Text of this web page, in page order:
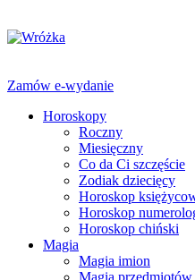
Zamów e-wydanie
Horoskopy
Roczny
Miesięczny
Co da Ci szczęście
Zodiak dziecięcy
Horoskop
Horoskop
Horoskop chiński
Magia
Magia imion
Magia przedmiotów